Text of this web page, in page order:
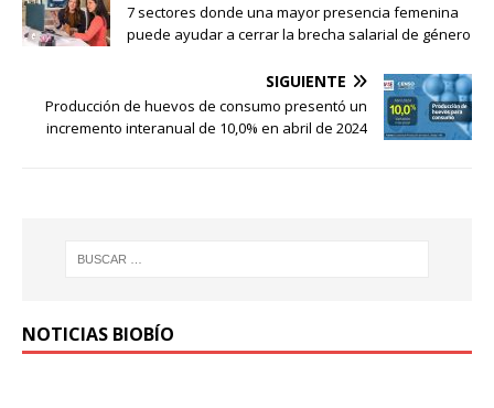
7 sectores donde una mayor presencia femenina
puede ayudar a cerrar la brecha salarial de género
SIGUIENTE
Producción de huevos de consumo presentó un
incremento interanual de 10,0% en abril de 2024
NOTICIAS BIOBÍO